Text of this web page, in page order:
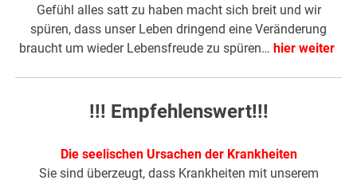
Gefühl alles satt zu haben macht sich breit und wir
spüren, dass unser Leben dringend eine Veränderung
braucht um wieder Lebensfreude zu spüren… hier weiter
!!! Empfehlenswert!!!
Die seelischen Ursachen der Krankheiten
Sie sind überzeugt, dass Krankheiten mit unserem